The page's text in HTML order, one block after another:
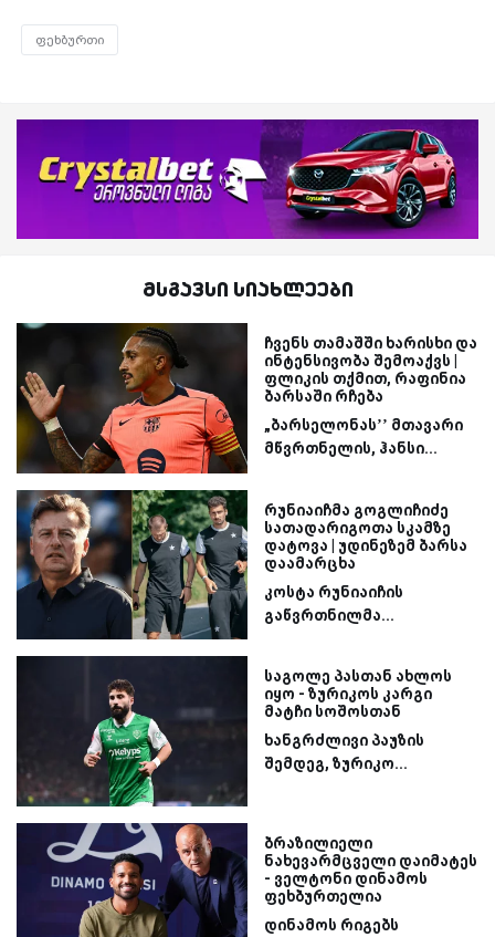
ფეხბურთი
მსგავსი სიახლეები
ჩვენს თამაშში ხარისხი და
ინტენსივობა შემოაქვს |
ფლიკის თქმით, რაფინია
ბარსაში რჩება
„ბარსელონას’’ მთავარი
მწვრთნელის, ჰანსი...
რუნიაიჩმა გოგლიჩიძე
სათადარიგოთა სკამზე
დატოვა | უდინეზემ ბარსა
დაამარცხა
კოსტა რუნიაიჩის
გაწვრთნილმა...
საგოლე პასთან ახლოს
იყო - ზურიკოს კარგი
მატჩი სოშოსთან
ხანგრძლივი პაუზის
შემდეგ, ზურიკო...
ბრაზილიელი
ნახევარმცველი დაიმატეს
- ველტონი დინამოს
ფეხბურთელია
დინამოს რიგებს